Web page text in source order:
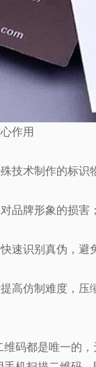
作用
技术制作的标
品牌形象的损害；
速识别真伪，避
高仿制难度，压
码都是唯一的